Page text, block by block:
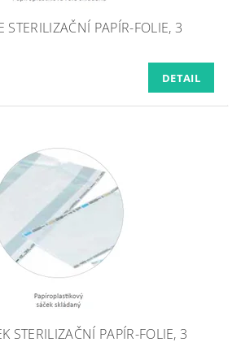
STERILIZAČNÍ PAPÍR-FOLIE, 3
DETAIL
STERILIZAČNÍ PAPÍR-FOLIE, 3